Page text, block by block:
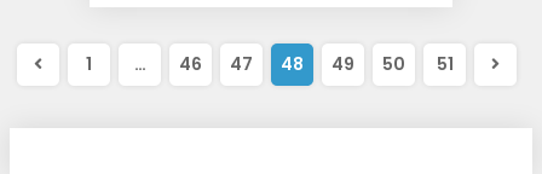
1 … 46 47 48 49 50 51